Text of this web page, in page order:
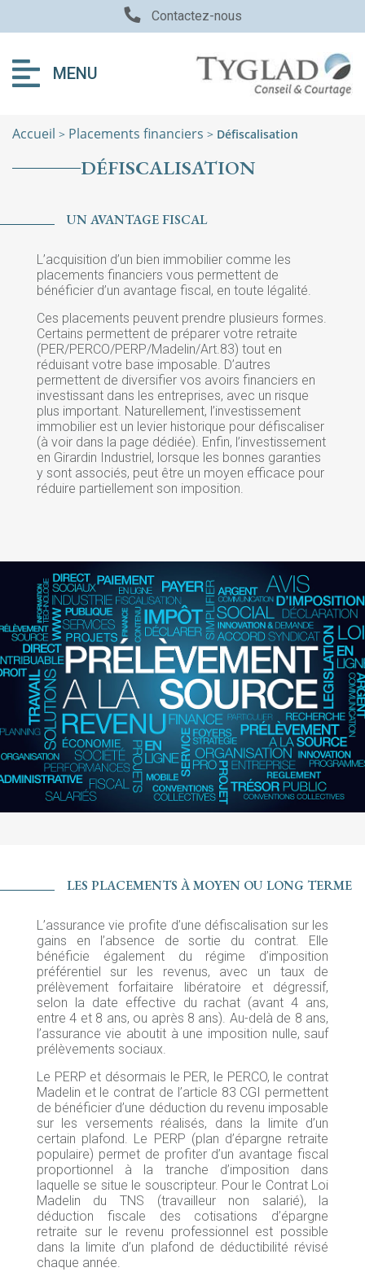
Contactez-nous
MENU
Accueil > Placements financiers > Défiscalisation
DÉFISCALISATION
UN AVANTAGE FISCAL
L’acquisition d’un bien immobilier comme les
placements financiers vous permettent de
bénéficier d’un avantage fiscal, en toute légalité.
Ces placements peuvent prendre plusieurs formes.
Certains permettent de préparer votre retraite
(PER/PERCO/PERP/Madelin/Art.83) tout en
réduisant votre base imposable. D’autres
permettent de diversifier vos avoirs financiers en
investissant dans les entreprises, avec un risque
plus important. Naturellement, l’investissement
immobilier est un levier historique pour défiscaliser
(à voir dans la page dédiée). Enfin, l’investissement
en Girardin Industriel, lorsque les bonnes garanties
y sont associés, peut être un moyen efficace pour
réduire partiellement son imposition.
LES PLACEMENTS À MOYEN OU LONG TERME
L’assurance vie profite d’une défiscalisation sur les
gains en l’absence de sortie du contrat. Elle
bénéficie également du régime d’imposition
préférentiel sur les revenus, avec un taux de
prélèvement forfaitaire libératoire et dégressif,
selon la date effective du rachat (avant 4 ans,
entre 4 et 8 ans, ou après 8 ans). Au-delà de 8 ans,
l’assurance vie aboutit à une imposition nulle, sauf
prélèvements sociaux.
Le PERP et désormais le PER, le PERCO, le contrat
Madelin et le contrat de l’article 83 CGI permettent
de bénéficier d’une déduction du revenu imposable
sur les versements réalisés, dans la limite d’un
certain plafond. Le PERP (plan d’épargne retraite
populaire) permet de profiter d’un avantage fiscal
proportionnel à la tranche d’imposition dans
laquelle se situe le souscripteur. Pour le Contrat Loi
Madelin du TNS (travailleur non salarié), la
déduction fiscale des cotisations d’épargne
retraite sur le revenu professionnel est possible
dans la limite d’un plafond de déductibilité révisé
chaque année.